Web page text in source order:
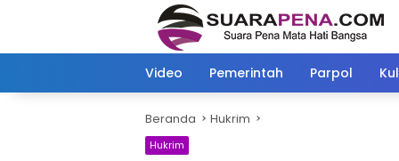
Video Pemerintah Parpol
Beranda Hukrim
Hukrim